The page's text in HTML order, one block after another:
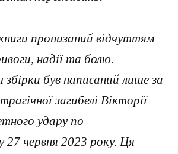
пронизаний відчуттям
надії та болю.
був написаний лише за
загибелі Вікторії
удару по
червня 2023 року. Ця